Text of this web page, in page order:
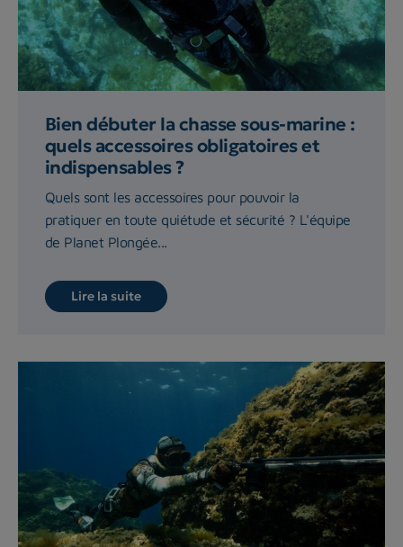
Bien débuter la chasse sous-marine :
quels accessoires obligatoires et
indispensables ?
Quels sont les accessoires pour pouvoir la
pratiquer en toute quiétude et sécurité ? L'équipe
de Planet Plongée...
Lire la suite